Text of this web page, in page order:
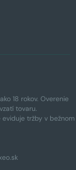
18 rokov. Overenie
tovaru.
tržby v bežnom